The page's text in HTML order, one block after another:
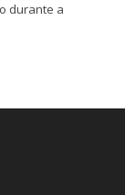
durante a